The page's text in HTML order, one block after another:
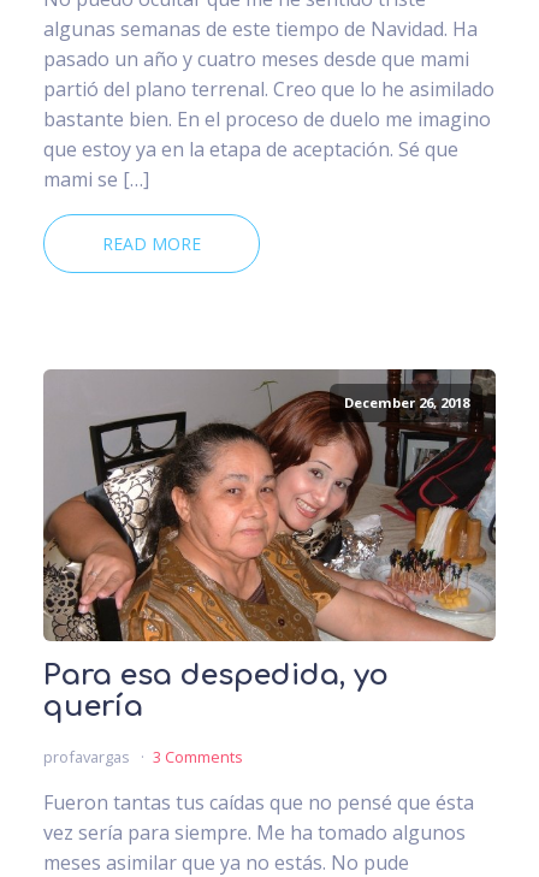
algunas semanas de este tiempo de Navidad. Ha
pasado un año y cuatro meses desde que mami
partió del plano terrenal. Creo que lo he asimilado
bastante bien. En el proceso de duelo me imagino
que estoy ya en la etapa de aceptación. Sé que
mami se […]
READ MORE
December 26, 2018
Para esa despedida, yo
quería
profavargas 3 Comments
Fueron tantas tus caídas que no pensé que ésta
vez sería para siempre. Me ha tomado algunos
meses asimilar que ya no estás. No pude